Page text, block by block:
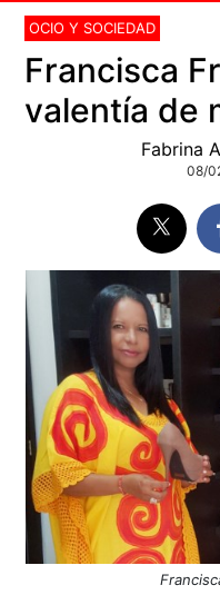
OCIO Y SOCIEDAD
Francisca
valentía de
Fabrina
08/